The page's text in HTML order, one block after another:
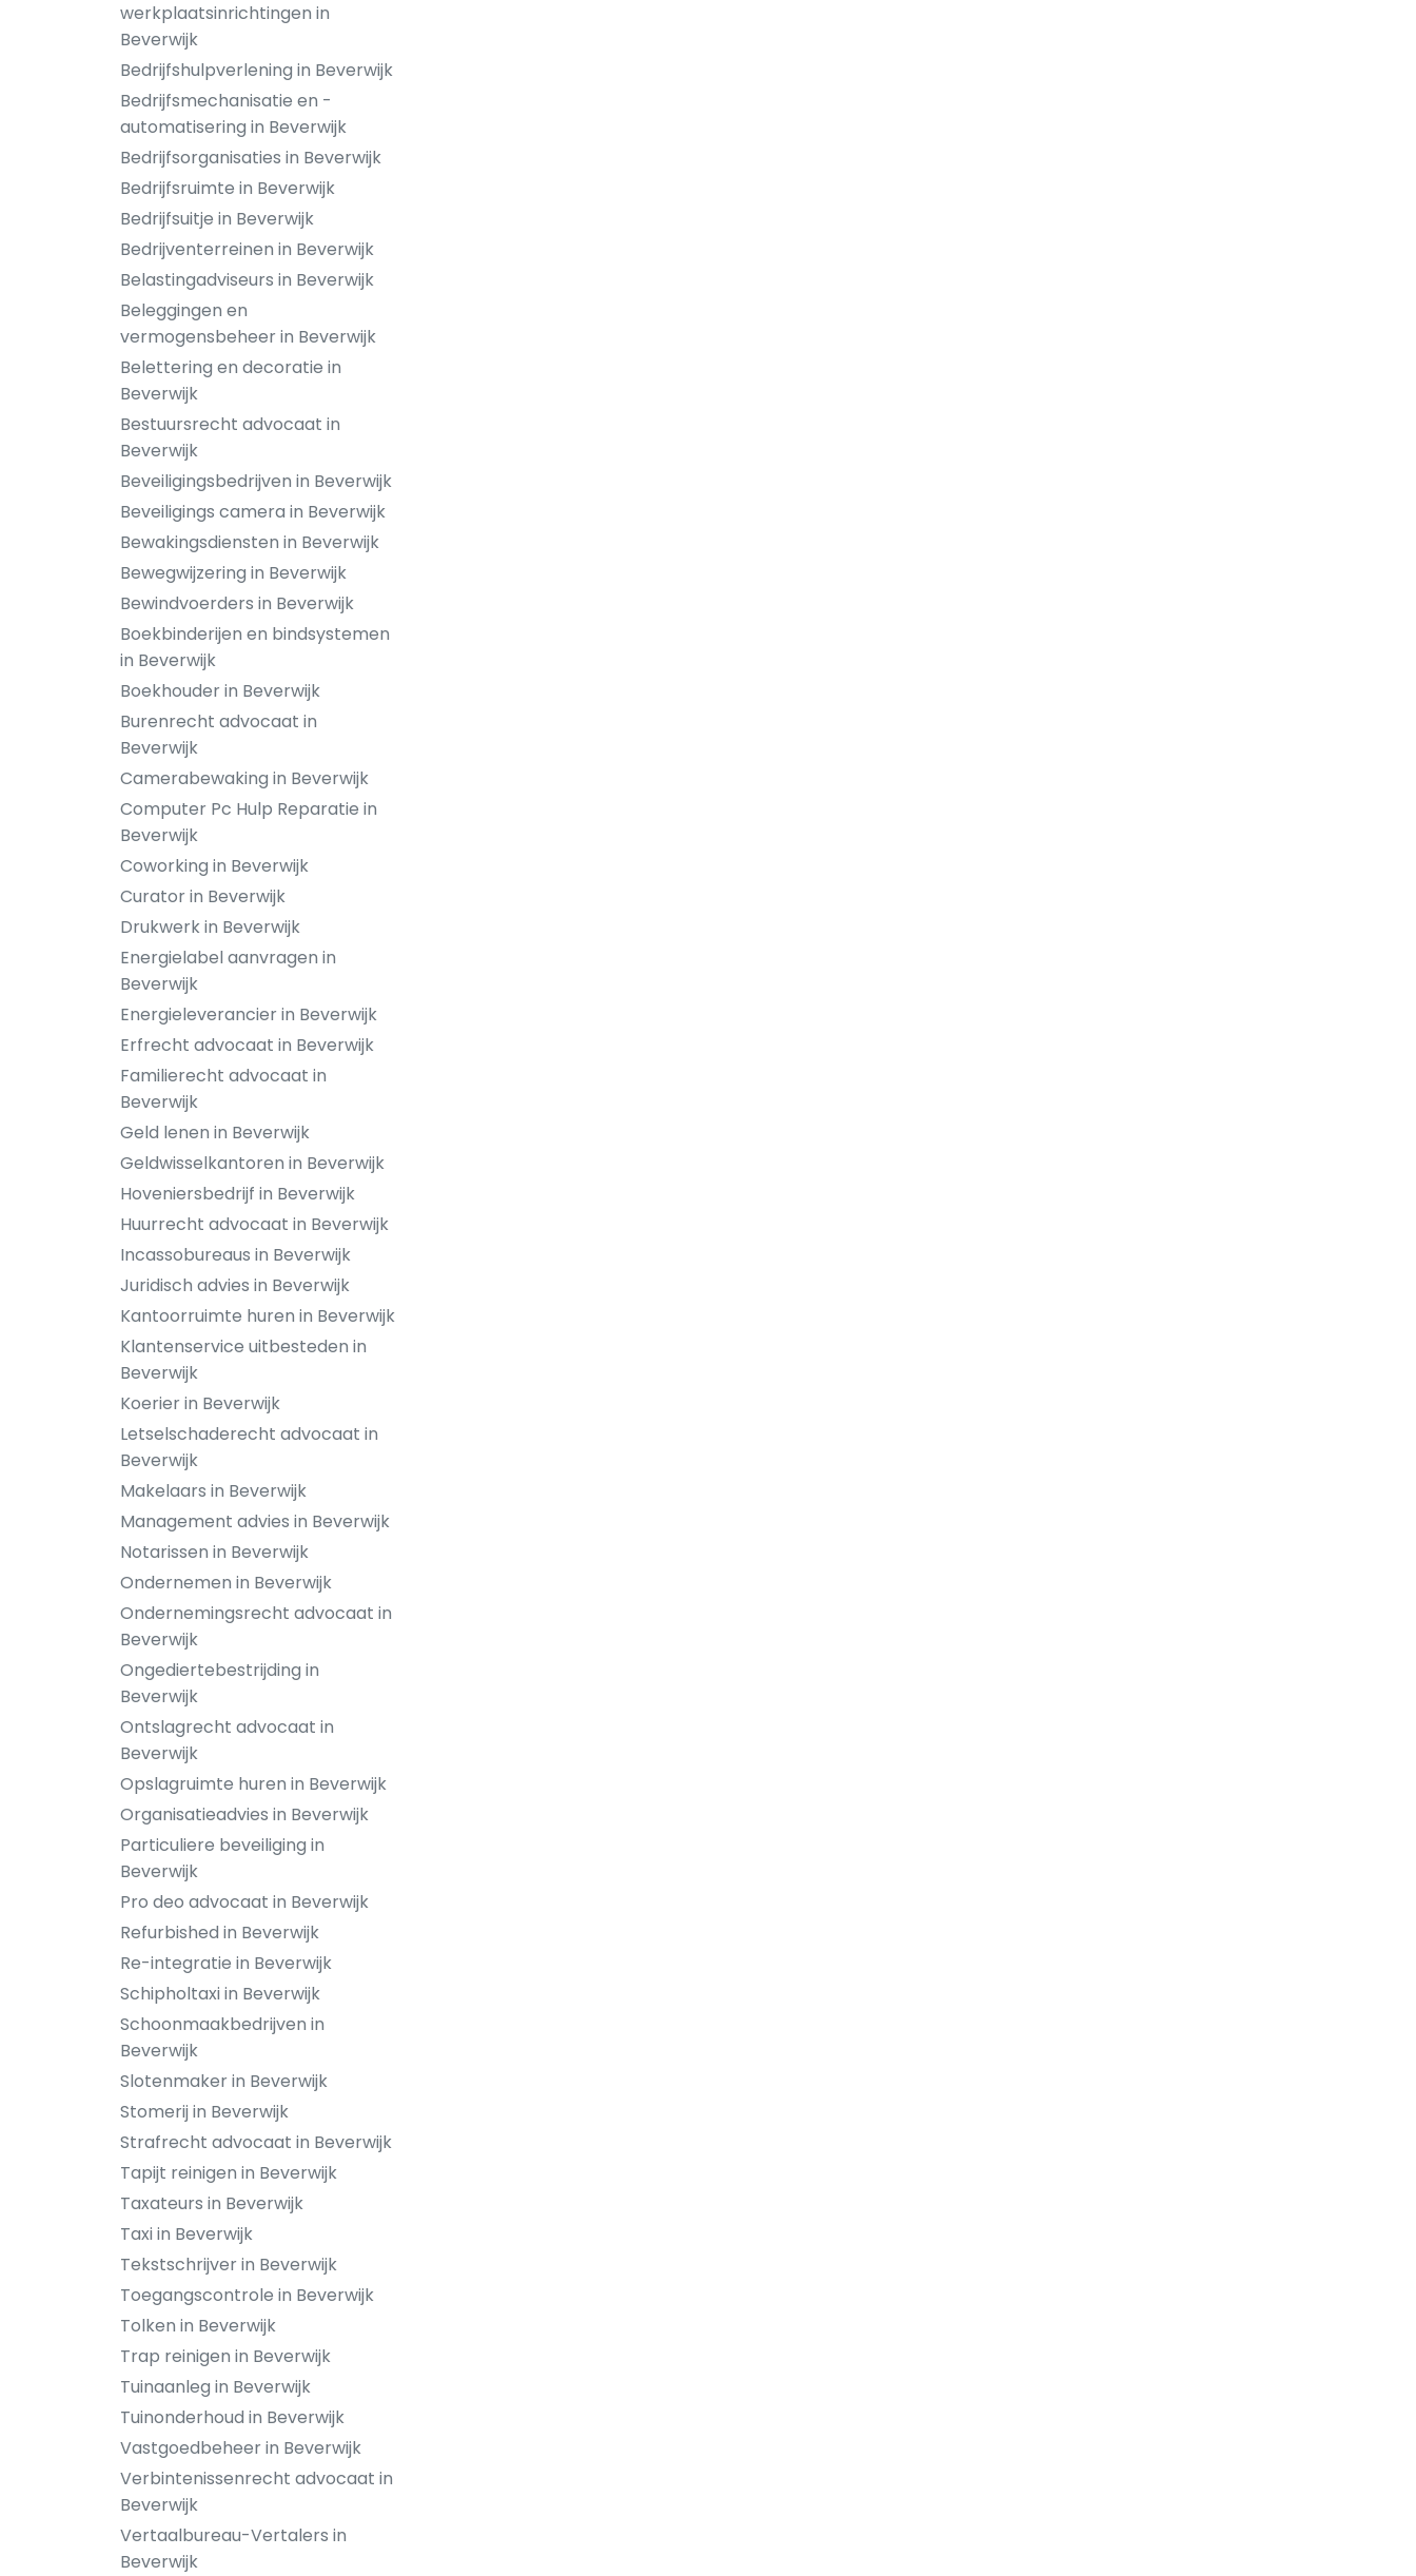
werkplaatsinrichtingen in
Beverwijk
Bedrijfshulpverlening in Beverwijk
Bedrijfsmechanisatie en -
automatisering in Beverwijk
Bedrijfsorganisaties in Beverwijk
Bedrijfsruimte in Beverwijk
Bedrijfsuitje in Beverwijk
Bedrijventerreinen in Beverwijk
Belastingadviseurs in Beverwijk
Beleggingen en
vermogensbeheer in Beverwijk
Belettering en decoratie in
Beverwijk
Bestuursrecht advocaat in
Beverwijk
Beveiligingsbedrijven in Beverwijk
Beveiligings camera in Beverwijk
Bewakingsdiensten in Beverwijk
Bewegwijzering in Beverwijk
Bewindvoerders in Beverwijk
Boekbinderijen en bindsystemen
in Beverwijk
Boekhouder in Beverwijk
Burenrecht advocaat in
Beverwijk
Camerabewaking in Beverwijk
Computer Pc Hulp Reparatie in
Beverwijk
Coworking in Beverwijk
Curator in Beverwijk
Drukwerk in Beverwijk
Energielabel aanvragen in
Beverwijk
Energieleverancier in Beverwijk
Erfrecht advocaat in Beverwijk
Familierecht advocaat in
Beverwijk
Geld lenen in Beverwijk
Geldwisselkantoren in Beverwijk
Hoveniersbedrijf in Beverwijk
Huurrecht advocaat in Beverwijk
Incassobureaus in Beverwijk
Juridisch advies in Beverwijk
Kantoorruimte huren in Beverwijk
Klantenservice uitbesteden in
Beverwijk
Koerier in Beverwijk
Letselschaderecht advocaat in
Beverwijk
Makelaars in Beverwijk
Management advies in Beverwijk
Notarissen in Beverwijk
Ondernemen in Beverwijk
Ondernemingsrecht advocaat in
Beverwijk
Ongediertebestrijding in
Beverwijk
Ontslagrecht advocaat in
Beverwijk
Opslagruimte huren in Beverwijk
Organisatieadvies in Beverwijk
Particuliere beveiliging in
Beverwijk
Pro deo advocaat in Beverwijk
Refurbished in Beverwijk
Re-integratie in Beverwijk
Schipholtaxi in Beverwijk
Schoonmaakbedrijven in
Beverwijk
Slotenmaker in Beverwijk
Stomerij in Beverwijk
Strafrecht advocaat in Beverwijk
Tapijt reinigen in Beverwijk
Taxateurs in Beverwijk
Taxi in Beverwijk
Tekstschrijver in Beverwijk
Toegangscontrole in Beverwijk
Tolken in Beverwijk
Trap reinigen in Beverwijk
Tuinaanleg in Beverwijk
Tuinonderhoud in Beverwijk
Vastgoedbeheer in Beverwijk
Verbintenissenrecht advocaat in
Beverwijk
Vertaalbureau-Vertalers in
Beverwijk